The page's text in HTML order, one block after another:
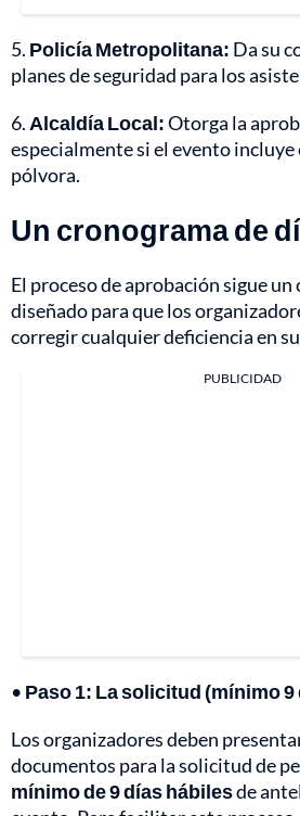
5. Policía Metropolitana: Da su
planes de seguridad para los
6. Alcaldía Local:Otorga la
especialmente si el evento
pólvora.
Un cronograma de
El proceso de aprobación sigue
diseñado para que los
corregir cualquier deficiencia en
PUBLICIDAD
• Paso 1: La solicitud (mínimo 9
Los organizadores deben
documentos para la solicitud de
mínimo de 9 días hábilesde